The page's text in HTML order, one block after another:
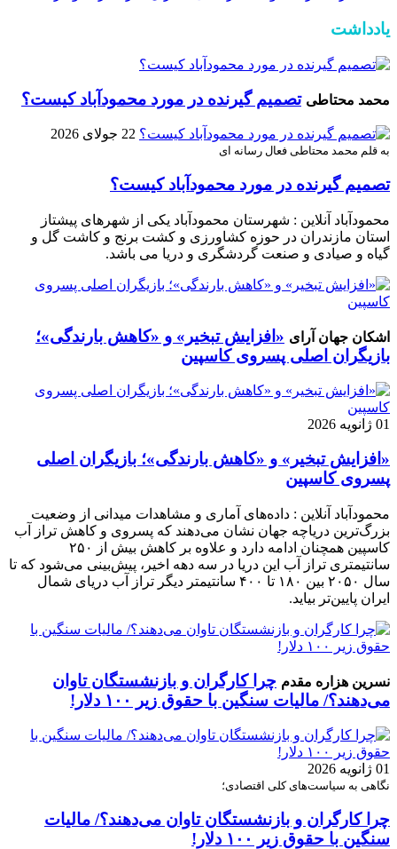
یادداشت
محمد محتاطی تصمیم گیرنده در مورد محمودآباد کیست؟
22 جولای 2026
به قلم محمد محتاطی فعال رسانه ای
تصمیم گیرنده در مورد محمودآباد کیست؟
محمودآباد آنلاین : شهرستان محمودآباد یکی از شهرهای پیشتاز
استان مازندران در حوزه کشاورزی و کشت برنج و کاشت گل و
گیاه و صیادی و صنعت گردشگری و دریا می باشد.
اشکان جهان آرای «افزایش تبخیر» و «کاهش بارندگی»؛
بازیگران اصلی پسروی کاسپین
01 ژانویه 2026
«افزایش تبخیر» و «کاهش بارندگی»؛ بازیگران اصلی
پسروی کاسپین
محمودآباد آنلاین : داده‌های آماری و مشاهدات میدانی از وضعیت
بزرگ‌ترین دریاچه جهان نشان می‌دهند که پسروی و کاهش تراز آب
کاسپین همچنان ادامه دارد و علاوه بر کاهش بیش از ۲۵۰
سانتیمتری تراز آب این دریا در سه دهه اخیر، پیش‌بینی می‌شود که تا
سال ۲۰۵۰ بین ۱۸۰ تا ۴۰۰ سانتیمتر دیگر تراز آب دریای شمال
ایران پایین‌تر بیاید.
نسرین هزاره مقدم چرا کارگران و بازنشستگان تاوان
می‌دهند؟/ مالیات سنگین با حقوق زیر ۱۰۰ دلار!
01 ژانویه 2026
نگاهی به سیاست‌های کلی اقتصادی؛
چرا کارگران و بازنشستگان تاوان می‌دهند؟/ مالیات
سنگین با حقوق زیر ۱۰۰ دلار!